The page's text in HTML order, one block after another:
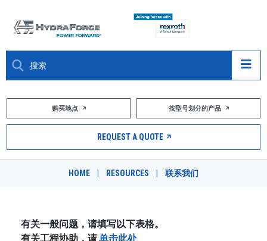
大约关于
市场
职业
购买地点 按型号划分的产品
REQUEST A QUOTE
HOME RESOURCES 联系我们
有关一般问题，请填写以下表格。
有关工程协助，请单击此处